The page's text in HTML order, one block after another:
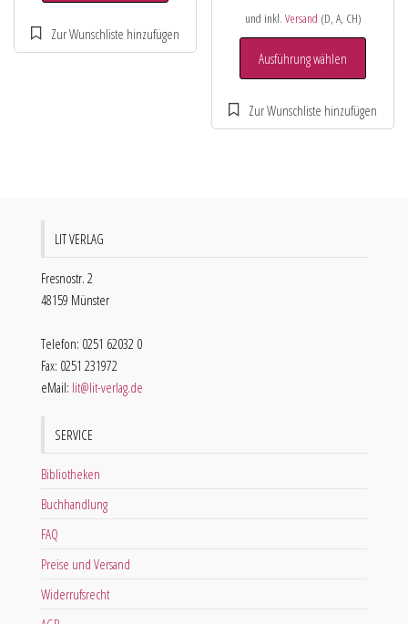
und inkl. Versand (D, A, CH)
Ausführung wählen
LIT VERLAG
Fresnostr. 2
48159 Münster
Telefon: 0251 62032 0
Fax: 0251 231972
eMail: lit@lit-verlag.de
SERVICE
Bibliotheken
Buchhandlung
FAQ
Preise und Versand
Widerrufsrecht